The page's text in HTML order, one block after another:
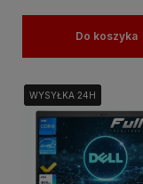
Do koszyka
WYSYŁKA 24H
WYSYŁKA 24H
WYSYŁKA 24H